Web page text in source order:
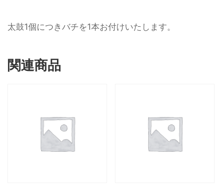
太鼓1個につきバチを1本お付けいたします。
関連商品